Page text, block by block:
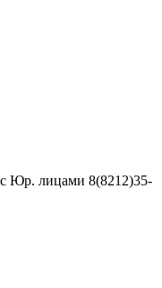
Юр. лицами 8(8212)35-